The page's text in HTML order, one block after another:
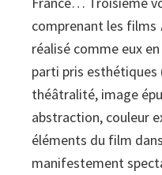
comprenant les films
réalisé comme eux
parti pris
théâtralité, image
abstraction, couleur
éléments du film
manifestement